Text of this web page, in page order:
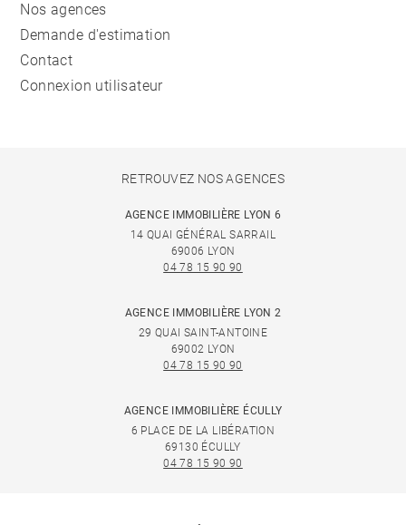
Nos agences
Demande d'estimation
Contact
Connexion utilisateur
RETROUVEZ NOS AGENCES
AGENCE IMMOBILIÈRE LYON 6
14 QUAI GÉNÉRAL SARRAIL
69006 LYON
04 78 15 90 90
AGENCE IMMOBILIÈRE LYON 2
29 QUAI SAINT-ANTOINE
69002 LYON
04 78 15 90 90
AGENCE IMMOBILIÈRE ÉCULLY
6 PLACE DE LA LIBÉRATION
69130 ÉCULLY
04 78 15 90 90